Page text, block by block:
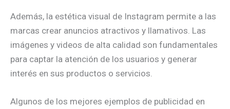
Además, la estética visual de Instagram permite a las
marcas crear anuncios atractivos y llamativos. Las
imágenes y videos de alta calidad son fundamentales
para captar la atención de los usuarios y generar
interés en sus productos o servicios.
Algunos de los mejores ejemplos de publicidad en